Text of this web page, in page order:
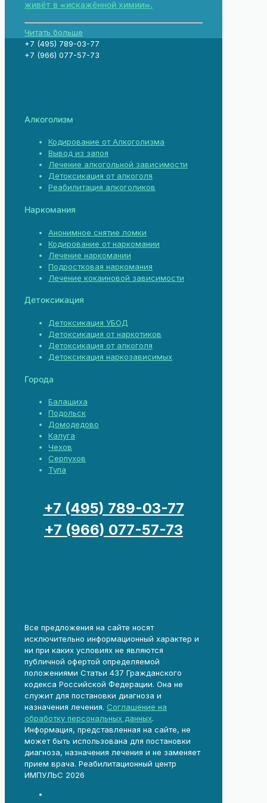
живёт в «искажённой химии».
Читать больше
+7 (495) 789-03-77
+7 (966) 077-57-73
Алкоголизм
Кодирование от Алкоголизма
Вывод из запоя
Лечение алкогольной зависимости
Детоксикация от алкоголя
Реабилитация алкоголиков
Наркомания
Анонимное снятие ломки
Кодирование от наркомании
Лечение наркомании
Подростковая наркомания
Лечение кокаиновой зависимости
Детоксикация
Детоксикация УБОД
Детоксикация от наркотиков
Детоксикация от алкоголя
Детоксикация наркозависимых
Города
Балашиха
Подольск
Домодедово
Калуга
Чехов
Серпухов
Тула
+7 (495) 789-03-77
+7 (966) 077-57-73
Все предложения на сайте носят
исключительно информационный характер и
ни при каких условиях не являются
публичной офертой определяемой
положениями Статьи 437 Гражданского
кодекса Российской Федерации. Она не
служит для постановки диагноза и
назначения лечения. Соглашение на
обработку персональных данных.
Информация, представленная на сайте, не
может быть использована для постановки
диагноза, назначения лечения и не заменяет
прием врача. Реабилитационный центр
ИМПУЛЬС 2026